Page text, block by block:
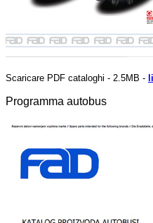
Scaricare PDF cataloghi - 2.5MB -
Programma autobus